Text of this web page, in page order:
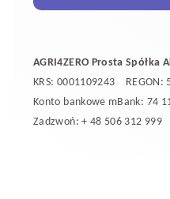
AGRI4ZERO Prosta Spółka
KRS: 0001109243
Konto bankowe mBank: 74
Zadzwoń: + 48 506 312 999